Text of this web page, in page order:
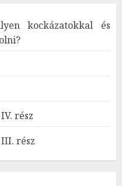
kockázatokkal és
rész
rész